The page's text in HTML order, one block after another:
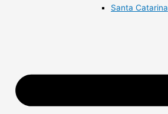
Santa Catarina